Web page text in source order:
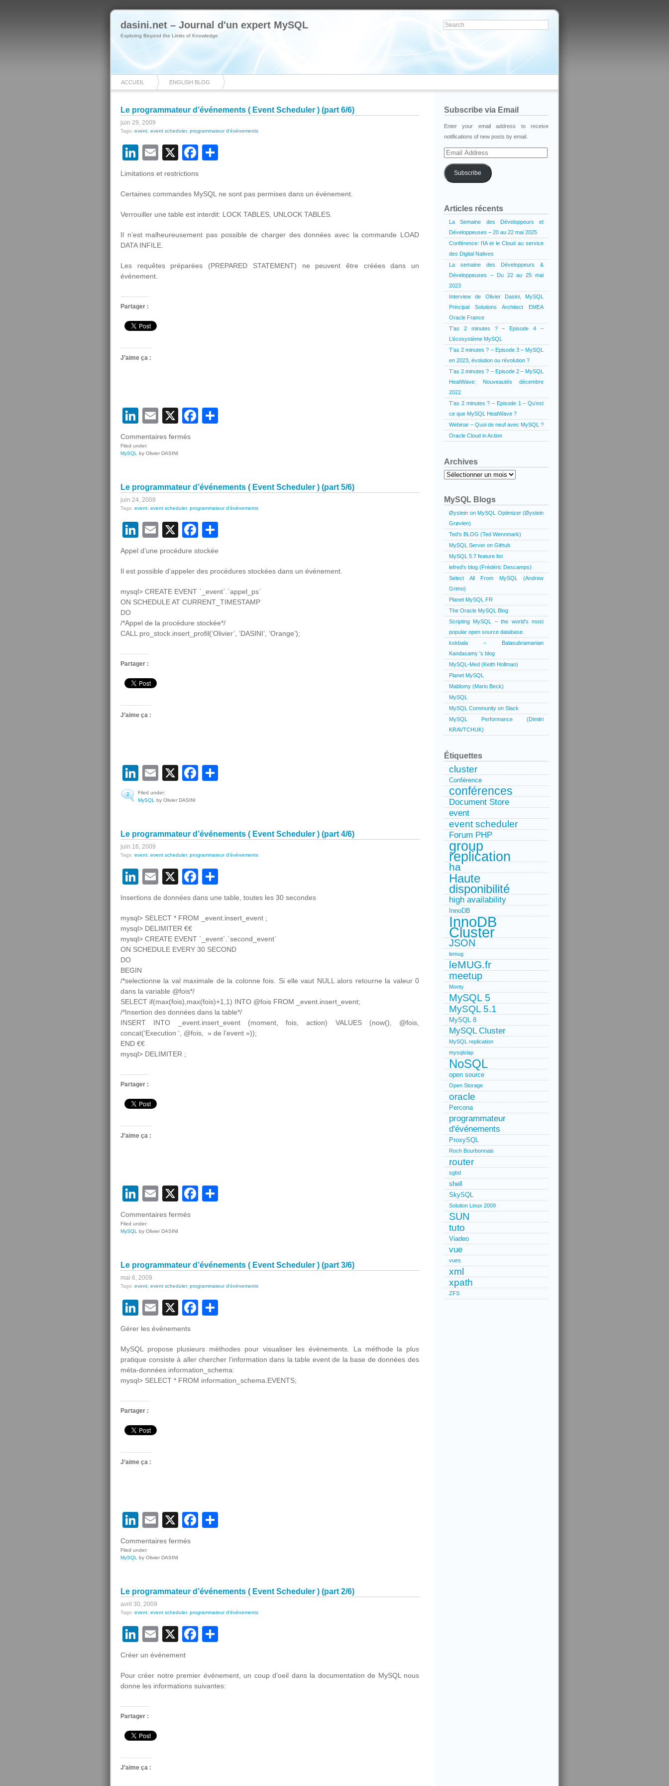
dasini.net – Journal d'un expert MySQL
Exploring Beyond the Limits of Knowledge
ACCUEIL ENGLISH BLOG
Le programmateur d’événements ( Event Scheduler ) (part 6/6)
juin 29, 2009
Tags: event event scheduler, programmateur d'événements
LinkedIn
Email
X Facebook
Limitations et restrictions
Certaines commandes MySQL ne sont pas permises dans un événement.
Verrouiller une table est interdit: LOCK TABLES, UNLOCK TABLES.
Il n’est malheureusement pas possible de charger des données avec la commande LOAD
DATA INFILE.
Les requêtes préparées (PREPARED STATEMENT) ne peuvent être créées dans un
événement.
Partager :
J’aime ça :
LinkedIn
Email
X Facebook
Commentaires ferméssur
Event
)
6/6)
Filed under:
MySQL
by Olivier DASINI
Le programmateur d’événements ( Event Scheduler ) (part 5/6)
juin 24, 2009
Tags: event event scheduler, programmateur d'événements
LinkedIn
Email
X Facebook
Appel d’une procédure stockée
Il est possible d’appeler des procédures stockées dans un événement.
mysql> CREATE EVENT `_event`.`appel_ps`
ON SCHEDULE AT CURRENT_TIMESTAMP
DO
/*Appel de la procédure stockée*/
CALL pro_stock.insert_profil(‘Olivier’, ‘DASINI’, ‘Orange’);
Partager :
J’aime ça :
LinkedIn
Email
X Facebook
2
Filed under:
MySQL
by Olivier DASINI
Le programmateur d’événements ( Event Scheduler ) (part 4/6)
juin 16, 2009
Tags: event event scheduler, programmateur d'événements
LinkedIn
Email
X Facebook
Insertions de données dans une table, toutes les 30 secondes
mysql> SELECT * FROM _event.insert_event ;
mysql> DELIMITER €€
mysql> CREATE EVENT `_event`.`second_event`
ON SCHEDULE EVERY 30 SECOND
DO
BEGIN
/*selectionne la val maximale de la colonne fois. Si elle vaut NULL alors retourne la valeur 0
dans la variable @fois*/
SELECT if(max(fois),max(fois)+1,1) INTO @fois FROM _event.insert_event;
/*Insertion des données dans la table*/
INSERT INTO _event.insert_event (moment, fois, action) VALUES (now(), @fois,
concat(‘Execution ‘, @fois, » de l’event »));
END €€
mysql> DELIMITER ;
Partager :
J’aime ça :
LinkedIn
Email
X Facebook
Commentaires ferméssur
Event
)
4/6)
Filed under:
MySQL
by Olivier DASINI
Le programmateur d’événements ( Event Scheduler ) (part 3/6)
mai 6, 2009
Tags: event event scheduler, programmateur d'événements
LinkedIn
Email
X Facebook
Gérer les évènements
MySQL propose plusieurs méthodes pour visualiser les évènements. La méthode la plus
pratique consiste à aller chercher l’information dans la table event de la base de données des
méta-données information_schema:
mysql> SELECT * FROM information_schema.EVENTS;
Partager :
J’aime ça :
LinkedIn
Email
X Facebook
Commentaires ferméssur
Event
)
3/6)
Filed under:
MySQL
by Olivier DASINI
Le programmateur d’événements ( Event Scheduler ) (part 2/6)
avril 30, 2009
Tags: event event scheduler, programmateur d'événements
LinkedIn
Email
X Facebook
Créer un événement
Pour créer notre premier événement, un coup d’oeil dans la documentation de MySQL nous
donne les informations suivantes:
Partager :
J’aime ça :
Subscribe via Email
Enter your email address to receive
notifications of new posts by email.
Email
Address
Subscribe
Articles récents
La Semaine des Développeurs et
Développeuses – 20 au 22 mai 2025
Conférence: l’IA et le Cloud au service
des Digital Natives
La semaine des Développeurs &
Développeuses – Du 22 au 25 mai
2023
Interview de Olivier Dasini, MySQL
Principal Solutions Architect EMEA
Oracle France
T’as 2 minutes ? – Episode 4 –
L’écosystème MySQL
T’as 2 minutes ? – Episode 3 – MySQL
en 2023, évolution ou révolution ?
T’as 2 minutes ? – Episode 2 – MySQL
HeatWave: Nouveautés décembre
2022
T’as 2 minutes ? – Episode 1 – Qu’est
ce que MySQL HeatWave ?
Webinar – Quoi de neuf avec MySQL ?
Oracle Cloud in Action
Archives
Archives
MySQL Blogs
Øystein on MySQL Optimizer (Øystein
Grøvlen)
Ted's BLOG (Ted Wennmark)
MySQL Server on Github
MySQL 5.7 feature list
lefred's blog (Frédéric Descamps)
Select All From MySQL (Andrew
Grimo)
Planet MySQL FR
The Oracle MySQL Blog
Scripting MySQL – the world's most
popular open source database.
kskbala – Balasubramanian
Kandasamy 's blog
MySQL-Med (Keith Hollman)
Planet MySQL
Mablomy (Mario Beck)
MySQL
MySQL Community on Slack
MySQL Performance (Dimitri
KRAVTCHUK)
Étiquettes
cluster
Conférence
conférences
Document Store
event
event scheduler
Forum PHP
group
replication
ha
Haute
disponibilité
high availability
InnoDB
InnoDB
Cluster
JSON
lemug
leMUG.fr
meetup
Monty
MySQL 5
MySQL 5.1
MySQL 8
MySQL Cluster
MySQL replication
mysqlslap
NoSQL
open source
Open Storage
oracle
Percona
programmateur
d'événements
ProxySQL
Roch Bourbonnais
router
sgbd
shell
SkySQL
Solution Linux 2009
SUN
tuto
Viadeo
vue
vues
xml
xpath
ZFS